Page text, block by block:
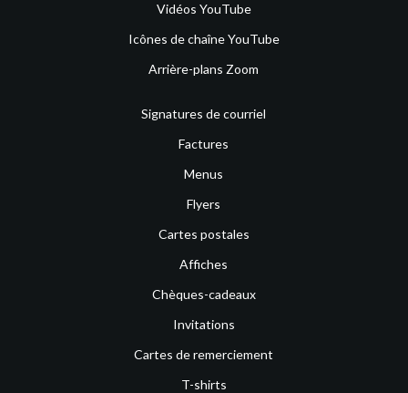
Vidéos YouTube
Icônes de chaîne YouTube
Arrière-plans Zoom
Signatures de courriel
Factures
Menus
Flyers
Cartes postales
Affiches
Chèques-cadeaux
Invitations
Cartes de remerciement
T-shirts